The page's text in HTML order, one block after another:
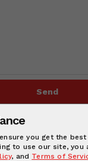
you get the
to use our site, you
, and Terms of
Send